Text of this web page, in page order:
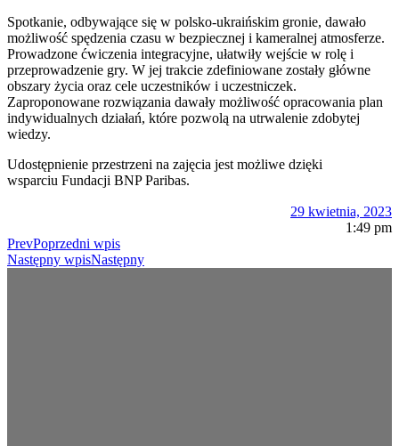
Spotkanie, odbywające się w polsko-ukraińskim gronie, dawało
możliwość spędzenia czasu w bezpiecznej i kameralnej atmosferze.
Prowadzone ćwiczenia integracyjne, ułatwiły wejście w rolę i
przeprowadzenie gry. W jej trakcie zdefiniowane zostały główne
obszary życia oraz cele uczestników i uczestniczek.
Zaproponowane rozwiązania dawały możliwość opracowania plan
indywidualnych działań, które pozwolą na utrwalenie zdobytej
wiedzy.
Udostępnienie przestrzeni na zajęcia jest możliwe dzięki
wsparciu Fundacji BNP Paribas.
29 kwietnia, 2023
1:49 pm
PrevPoprzedni wpis
Następny wpisNastępny